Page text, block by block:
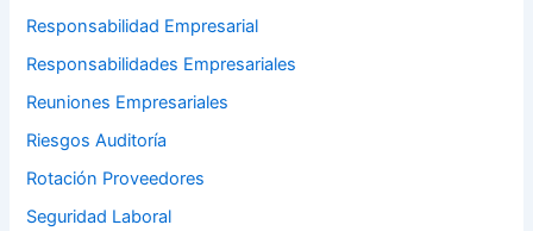
Responsabilidad Empresarial
Responsabilidades Empresariales
Reuniones Empresariales
Riesgos Auditoría
Rotación Proveedores
Seguridad Laboral